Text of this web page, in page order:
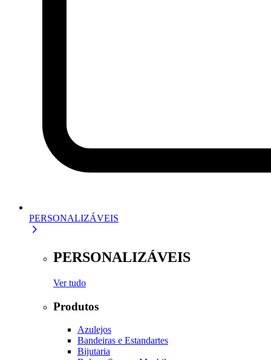
PERSONALIZÁVEIS
PERSONALIZÁVEIS
Ver tudo
Produtos
Azulejos
Bandeiras e Estandartes
Bijutaria